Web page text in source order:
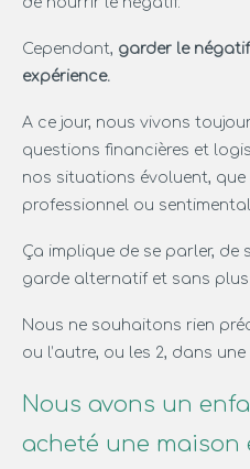
Cependant, garder le
expérience.
A ce jour, nous vivons
questions financières et
nos situations évoluent,
professionnel ou
Ça implique de se parler, de
garde alternatif et sans plus
Nous ne souhaitons rien
ou l’autre, ou les 2, dans
Nous avons un
acheté une maison